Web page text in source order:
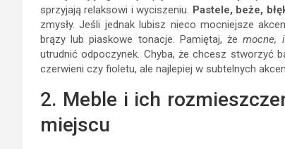
sprzyjają relaksowi i wyciszeniu. Pastele, beże,
zmysły. Jeśli jednak lubisz nieco mocniejsze
brązy lub piaskowe tonacje. Pamiętaj, żemocne,
utrudnić odpoczynek. Chyba, że chcesz stworzyć
czerwieni czy fioletu, ale najlepiej w subtelnych
2. Meble i ich
miejscu